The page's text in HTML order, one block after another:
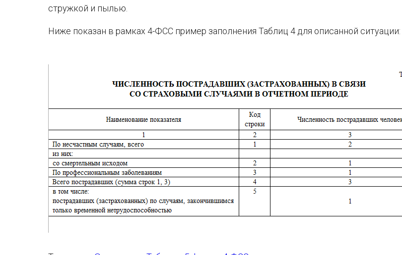
стружкой и пылью.
Ниже показан в рамках 4-ФСС пример заполнения Таблиц 4 для описанной ситуации: